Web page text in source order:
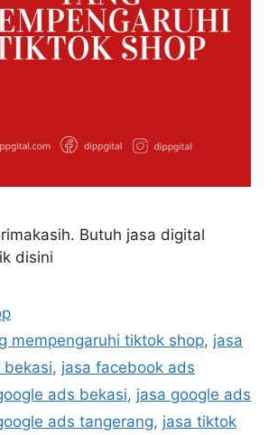
Butuh jasa digital
disini
mempengaruhi tiktok shop, jasa
, jasa facebook ads
ads bekasi, jasa google ads
ads tangerang, jasa tiktok